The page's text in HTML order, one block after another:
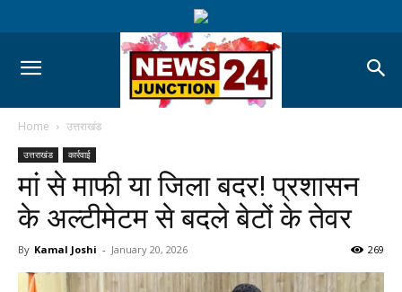
Home उत्तराखंड
उत्तराखंड कार्रवाई
मां से माफी या जिला बदर! प्रशासन
के अल्टीमेटम से बदले बेटों के तेवर
By Kamal Joshi - January 20, 2026 269